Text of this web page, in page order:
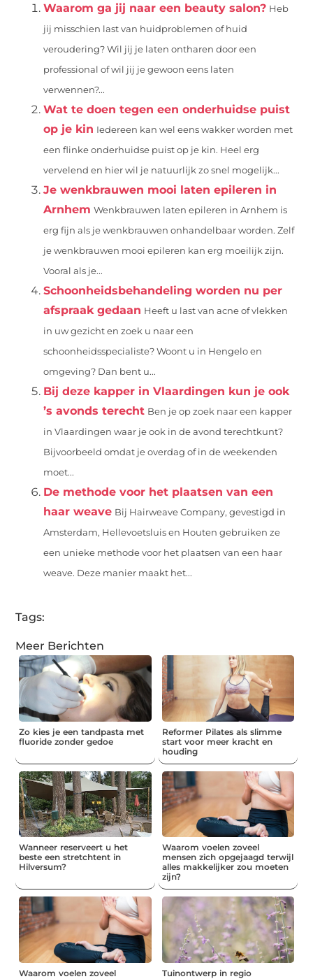
Waarom ga jij naar een beauty salon? Heb
jij misschien last van huidproblemen of huid
veroudering? Wil jij je laten ontharen door een
professional of wil jij je gewoon eens laten
verwennen?...
Wat te doen tegen een onderhuidse puist
op je kin Iedereen kan wel eens wakker worden met
een flinke onderhuidse puist op je kin. Heel erg
vervelend en hier wil je natuurlijk zo snel mogelijk...
Je wenkbrauwen mooi laten epileren in
Arnhem Wenkbrauwen laten epileren in Arnhem is
erg fijn als je wenkbrauwen onhandelbaar worden. Zelf
je wenkbrauwen mooi epileren kan erg moeilijk zijn.
Vooral als je...
Schoonheidsbehandeling worden nu per
afspraak gedaan Heeft u last van acne of vlekken
in uw gezicht en zoek u naar een
schoonheidsspecialiste? Woont u in Hengelo en
omgeving? Dan bent u...
Bij deze kapper in Vlaardingen kun je ook
’s avonds terecht Ben je op zoek naar een kapper
in Vlaardingen waar je ook in de avond terechtkunt?
Bijvoorbeeld omdat je overdag of in de weekenden
moet...
De methode voor het plaatsen van een
haar weave Bij Hairweave Company, gevestigd in
Amsterdam, Hellevoetsluis en Houten gebruiken ze
een unieke methode voor het plaatsen van een haar
weave. Deze manier maakt het...
Tags:
Meer Berichten
Zo kies je een tandpasta met
fluoride zonder gedoe
Reformer Pilates als slimme
start voor meer kracht en
houding
Wanneer reserveert u het
beste een stretchtent in
Hilversum?
Waarom voelen zoveel
mensen zich opgejaagd terwijl
alles makkelijker zou moeten
zijn?
Waarom voelen zoveel
Tuinontwerp in regio